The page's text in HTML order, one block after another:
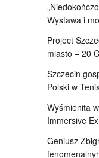
Wystawa i
Project
miasto – 20
Szczecin
Polski w
Wyśmienita
Immersive
Geniusz